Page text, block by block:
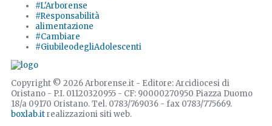
#L'Arborense
#Responsabilità
alimentazione
#Cambiare
#GiubileodegliAdolescenti
Copyright © 2026 Arborense.it - Editore: Arcidiocesi di
Oristano - P.I. 01120320955 - CF: 90000270950 Piazza Duomo
18/a 09170 Oristano. Tel. 0783/769036 - fax 0783/775669.
boxlab.itrealizzazioni siti web.